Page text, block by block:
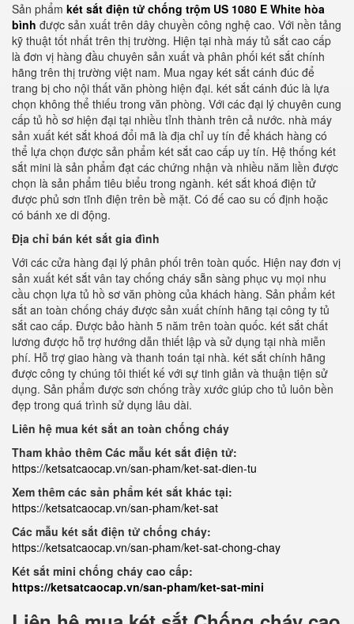
Sản phẩm két sắt điện tử chống trộm US 1080 E White hòa
bình được sản xuất trên dây chuyền công nghệ cao. Với nền tảng
kỹ thuật tốt nhất trên thị trường. Hiện tại nhà máy tủ sắt cao cấp
là đơn vị hàng đầu chuyên sản xuất và phân phối két sắt chính
hãng trên thị trường việt nam. Mua ngay két sắt cánh đúc để
trang bị cho nội thất văn phòng hiện đại. két sắt cánh đúc là lựa
chọn không thể thiếu trong văn phòng. Với các đại lý chuyên cung
cấp tủ hồ sơ hiện đại tại nhiều tỉnh thành trên cả nước. nhà máy
sản xuất két sắt khoá đổi mã là địa chỉ uy tín để khách hàng có
thể lựa chọn được sản phẩm két sắt cao cấp uy tín. Hệ thống két
sắt mini là sản phẩm đạt các chứng nhận và nhiều năm liền được
chọn là sản phẩm tiêu biểu trong ngành. két sắt khoá điện tử
được phủ sơn tĩnh điện trên bề mặt. Có đế cao su cố định hoặc
có bánh xe di động.
Địa chỉ bán két sắt gia đình
Với các cửa hàng đại lý phân phối trên toàn quốc. Hiện nay đơn vị
sản xuất két sắt vân tay chống cháy sẵn sàng phục vụ mọi nhu
cầu chọn lựa tủ hồ sơ văn phòng của khách hàng. Sản phẩm két
sắt an toàn chống cháy được sản xuất chính hãng tại công ty tủ
sắt cao cấp. Được bảo hành 5 năm trên toàn quốc. két sắt chất
lương được hỗ trợ hướng dẫn thiết lập và sử dụng tại nhà miễn
phí. Hỗ trợ giao hàng và thanh toán tại nhà. két sắt chính hãng
được công ty chúng tôi thiết kế với sự tinh giản và thuận tiện sử
dụng. Sản phẩm được sơn chống trầy xước giúp cho tủ luôn bền
đẹp trong quá trình sử dụng lâu dài.
Liên hệ mua két sắt an toàn chống cháy
Tham khảo thêm Các mẫu két sắt điện tử:
https://ketsatcaocap.vn/san-pham/ket-sat-dien-tu
Xem thêm các sản phẩm két sắt khác tại:
https://ketsatcaocap.vn/san-pham/ket-sat
Các mẫu két sắt điện tử chống cháy:
https://ketsatcaocap.vn/san-pham/ket-sat-chong-chay
Két sắt mini chống cháy cao cấp:
https://ketsatcaocap.vn/san-pham/ket-sat-mini